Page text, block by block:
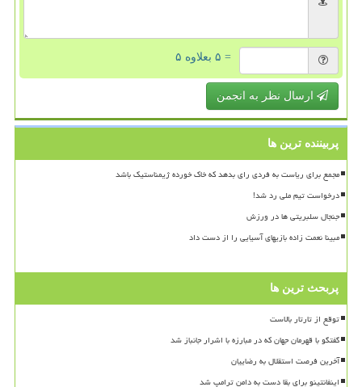
= ۵ بعلاوه ۵
ارسال نظر به انجمن
پربیننده ترین ها
مجمع برای ریاست به فردی رای بدهد که خاک خورده ژیمناستیک باشد
درخواست تیم ملی رد شد!
جنجال سلبریتی ها در ورزش
مبینا نعمت زاده بازیهای آسیایی را از دست داد
پربحث ترین ها
توقع از تارتار بالاست
گفتگو با قهرمان جهان که در مبارزه با اشرار جانباز شد
آخرین فرصت استقلال به رضاییان
اینفانتینو برای بقا دست به دامن ترامپ شد